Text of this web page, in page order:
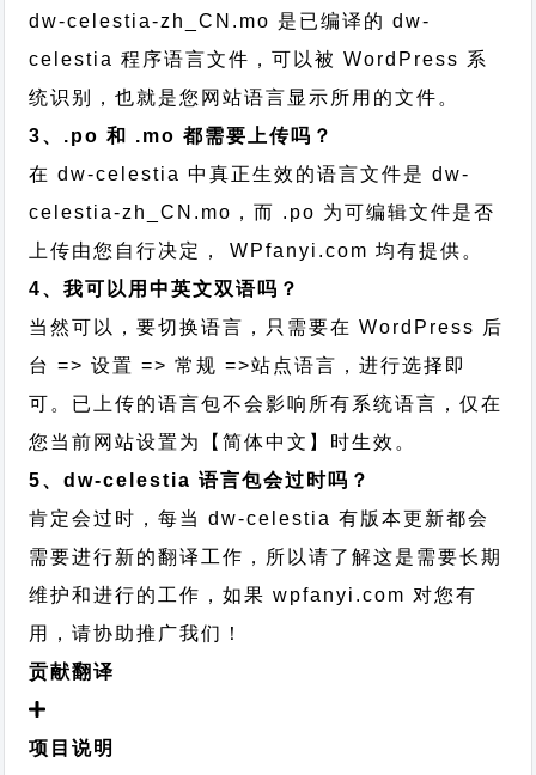
dw-celestia-zh_CN.mo 是已编译的 dw-
celestia 程序语言文件，可以被 WordPress 系
统识别，也就是您网站语言显示所用的文件。
3、.po 和 .mo 都需要上传吗？
在 dw-celestia 中真正生效的语言文件是 dw-
celestia-zh_CN.mo，而 .po 为可编辑文件是否
上传由您自行决定， WPfanyi.com 均有提供。
4、我可以用中英文双语吗？
当然可以，要切换语言，只需要在 WordPress 后
台 => 设置 => 常规 =>站点语言，进行选择即
可。已上传的语言包不会影响所有系统语言，仅在
您当前网站设置为【简体中文】时生效。
5、dw-celestia 语言包会过时吗？
肯定会过时，每当 dw-celestia 有版本更新都会
需要进行新的翻译工作，所以请了解这是需要长期
维护和进行的工作，如果 wpfanyi.com 对您有
用，请协助推广我们！
贡献翻译
项目说明